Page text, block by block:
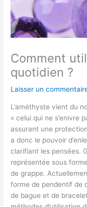
Comment
quotidien ?
Laisser un
L’améthyste vient du
« celui qui ne s’enivre
assurant une
a donc le pouvoir
clarifiant les pensées.
représentée sous
de grappe.
forme de pendentif de
de bague et de